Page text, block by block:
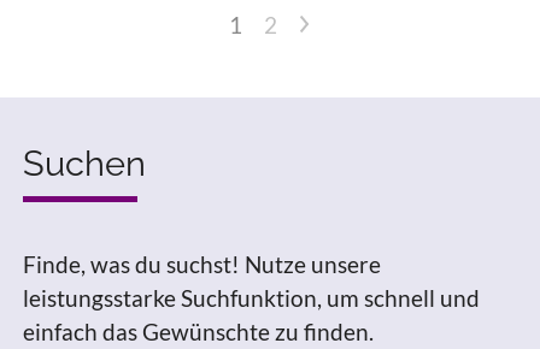
1 2 >
Suchen
Finde, was du suchst! Nutze unsere
leistungsstarke Suchfunktion, um schnell und
einfach das Gewünschte zu finden.